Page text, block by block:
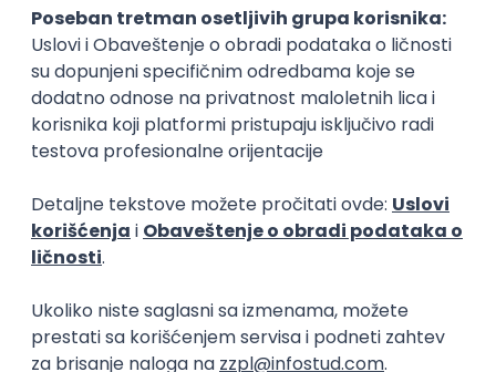
Poslovi posle studija
Junior Social Media Assistant
(Internship)
13.08.2026. Beograd | Hibrid
Plaćena
Go4Highscore